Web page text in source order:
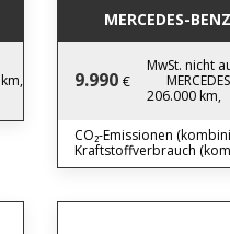
9.990 €
MwSt. nicht
206.000 km,
CO₂-Emissionen
Kraftstoffverbrauch